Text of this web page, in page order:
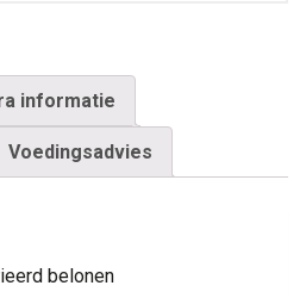
informatie
Voedingsadvies
belonen